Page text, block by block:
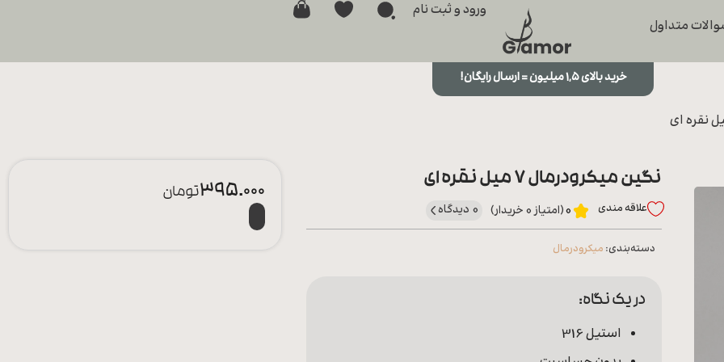
متداول
ورود و ثبت نام
خرید بالای ۱,۵ میلیون = ارسال رایگان!
نگین میکرودرمال 7 میل نقره ای
علاقه‌ مندی 0(امتیاز 0 خریدار) 0 دیدگاه
دسته‌بندی: میکرودرمال
در یک نگاه:
استیل 316
395.000تومان